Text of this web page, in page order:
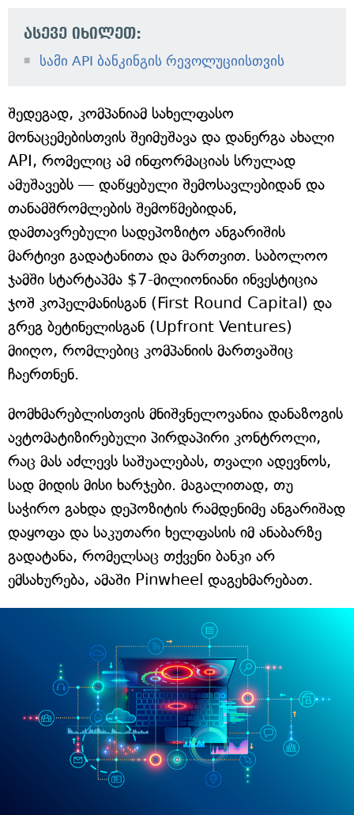
ასევე იხილეთ:
სამი API ბანკინგის რევოლუციისთვის
შედეგად, კომპანიამ სახელფასო
მონაცემებისთვის შეიმუშავა და დანერგა ახალი
API, რომელიც ამ ინფორმაციას სრულად
ამუშავებს — დაწყებული შემოსავლებიდან და
თანამშრომლების შემოწმებიდან,
დამთავრებული სადეპოზიტო ანგარიშის
მარტივი გადატანითა და მართვით. საბოლოო
ჯამში სტარტაპმა $7-მილიონიანი ინვესტიცია
ჯოშ კოპელმანისგან (First Round Capital) და
გრეგ ბეტინელისგან (Upfront Ventures)
მიიღო, რომლებიც კომპანიის მართვაშიც
ჩაერთნენ.
მომხმარებლისთვის მნიშვნელოვანია დანაზოგის
ავტომატიზირებული პირდაპირი კონტროლი,
რაც მას აძლევს საშუალებას, თვალი ადევნოს,
სად მიდის მისი ხარჯები. მაგალითად, თუ
საჭირო გახდა დეპოზიტის რამდენიმე ანგარიშად
დაყოფა და საკუთარი ხელფასის იმ ანაბარზე
გადატანა, რომელსაც თქვენი ბანკი არ
ემსახურება, ამაში Pinwheel დაგეხმარებათ.